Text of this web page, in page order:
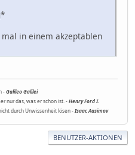
in einem akzeptablen
-Galileo Galilei
nur das, was er schon ist. -Henry Ford I.
durch Unwissenheit lösen -Isaac Aasimov
BENUTZER-AKTIONEN